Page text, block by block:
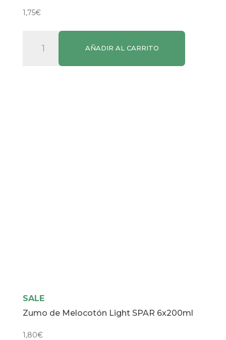
1,75€
Florida
AÑADIR AL CARRITO
SALE
Zumo de Melocotón Light SPAR 6x200ml
1,80€